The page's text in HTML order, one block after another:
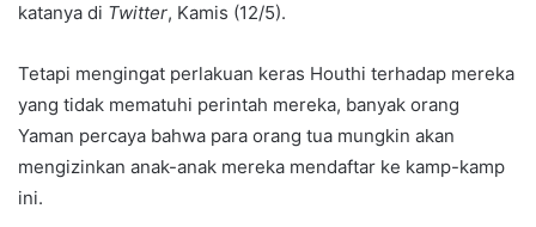
katanya di Twitter, Kamis (12/5).
Tetapi mengingat perlakuan keras Houthi terhadap mereka
yang tidak mematuhi perintah mereka, banyak orang
Yaman percaya bahwa para orang tua mungkin akan
mengizinkan anak-anak mereka mendaftar ke kamp-kamp
ini.